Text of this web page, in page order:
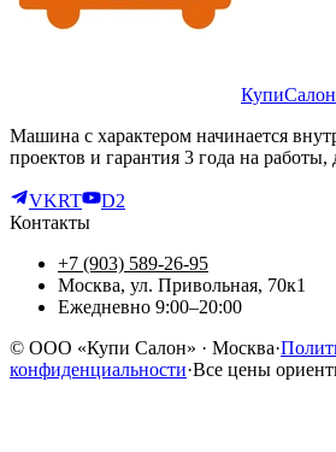
КупиСалон
Машина с характером начинается
проектов и гарантия 3 года на
VKRT
D2
Контакты
+7 (903) 589-26-95
Москва, ул. Привольная, 70к1
Ежедневно 9:00–20:00
© ООО «Купи Салон» · Москва·
конфиденциальности·Все цены